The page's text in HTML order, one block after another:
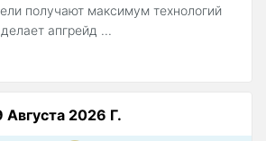
получают максимум технологий
апгрейд ...
Августа 2026 Г.